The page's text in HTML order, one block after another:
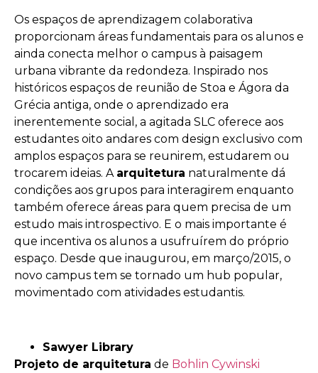
Os espaços de aprendizagem colaborativa
proporcionam áreas fundamentais para os alunos e
ainda conecta melhor o campus à paisagem
urbana vibrante da redondeza. Inspirado nos
históricos espaços de reunião de Stoa e Ágora da
Grécia antiga, onde o aprendizado era
inerentemente social, a agitada SLC oferece aos
estudantes oito andares com design exclusivo com
amplos espaços para se reunirem, estudarem ou
trocarem ideias. A arquitetura naturalmente dá
condições aos grupos para interagirem enquanto
também oferece áreas para quem precisa de um
estudo mais introspectivo. E o mais importante é
que incentiva os alunos a usufruírem do próprio
espaço. Desde que inaugurou, em março/2015, o
novo campus tem se tornado um hub popular,
movimentado com atividades estudantis.
Sawyer Library
Projeto de arquitetura de Bohlin Cywinski